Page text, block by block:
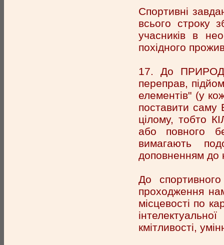
Спортивні
всього строку
учасників в
похідного
17. До
переправ,
елементів" (у
поставити
цілому, тобто
або повного
вимагають
доповненням до
До
проходження
місцевості по
кмітливості,